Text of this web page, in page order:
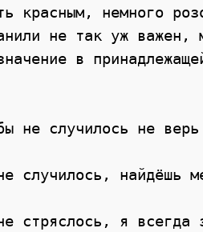
красным, немного
не так уж важен,
в
не случилось не
случилось, найдёшь
стряслось, я всегда